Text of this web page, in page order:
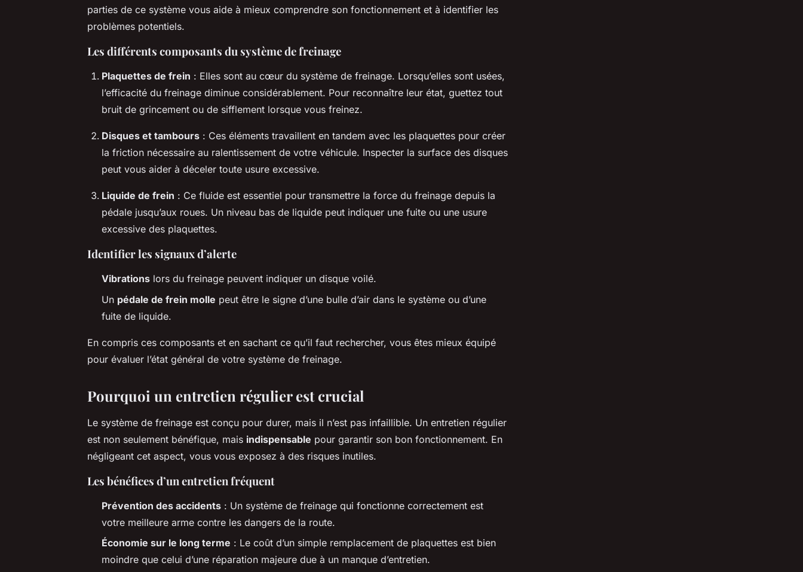
parties de ce système vous aide à mieux comprendre son fonctionnement et à identifier les
problèmes potentiels.
Les différents composants du système de freinage
Plaquettes de frein : Elles sont au cœur du système de freinage. Lorsqu’elles sont usées,
l’efficacité du freinage diminue considérablement. Pour reconnaître leur état, guettez tout
bruit de grincement ou de sifflement lorsque vous freinez.
Disques et tambours : Ces éléments travaillent en tandem avec les plaquettes pour créer
la friction nécessaire au ralentissement de votre véhicule. Inspecter la surface des disques
peut vous aider à déceler toute usure excessive.
Liquide de frein : Ce fluide est essentiel pour transmettre la force du freinage depuis la
pédale jusqu’aux roues. Un niveau bas de liquide peut indiquer une fuite ou une usure
excessive des plaquettes.
Identifier les signaux d’alerte
Vibrations lors du freinage peuvent indiquer un disque voilé.
Un pédale de frein molle peut être le signe d’une bulle d’air dans le système ou d’une
fuite de liquide.
En compris ces composants et en sachant ce qu’il faut rechercher, vous êtes mieux équipé
pour évaluer l’état général de votre système de freinage.
Pourquoi un entretien régulier est crucial
Le système de freinage est conçu pour durer, mais il n’est pas infaillible. Un entretien régulier
est non seulement bénéfique, mais indispensable pour garantir son bon fonctionnement. En
négligeant cet aspect, vous vous exposez à des risques inutiles.
Les bénéfices d’un entretien fréquent
Prévention des accidents : Un système de freinage qui fonctionne correctement est
votre meilleure arme contre les dangers de la route.
Économie sur le long terme : Le coût d’un simple remplacement de plaquettes est bien
moindre que celui d’une réparation majeure due à un manque d’entretien.